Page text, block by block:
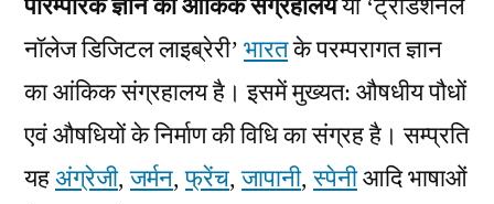
नॉलेज डिजिटल लाइब्रेरी’ भारतके परम्परागत ज्ञान
का आंकिक संग्रहालय है। इसमें मुख्यत: औषधीय पौधों
एवं औषधियों के निर्माण की विधि का संग्रह है। सम्प्रति
यहअंग्रेजी,जर्मन,फ्रेंच,जापानी,स्पेनीआदि भाषाओं